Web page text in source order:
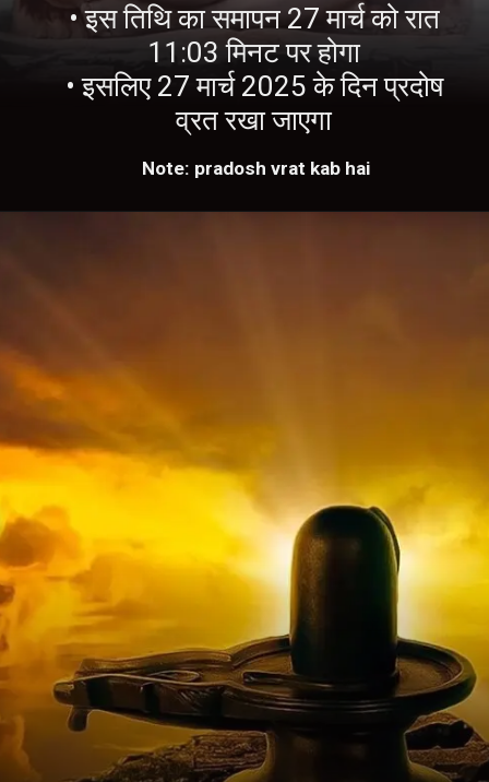
• इस तिथि का समापन 27 मार्च को रात
11:03 मिनट पर होगा
• इसलिए 27 मार्च 2025 के दिन प्रदोष
व्रत रखा जाएगा
Note: pradosh vrat kab hai